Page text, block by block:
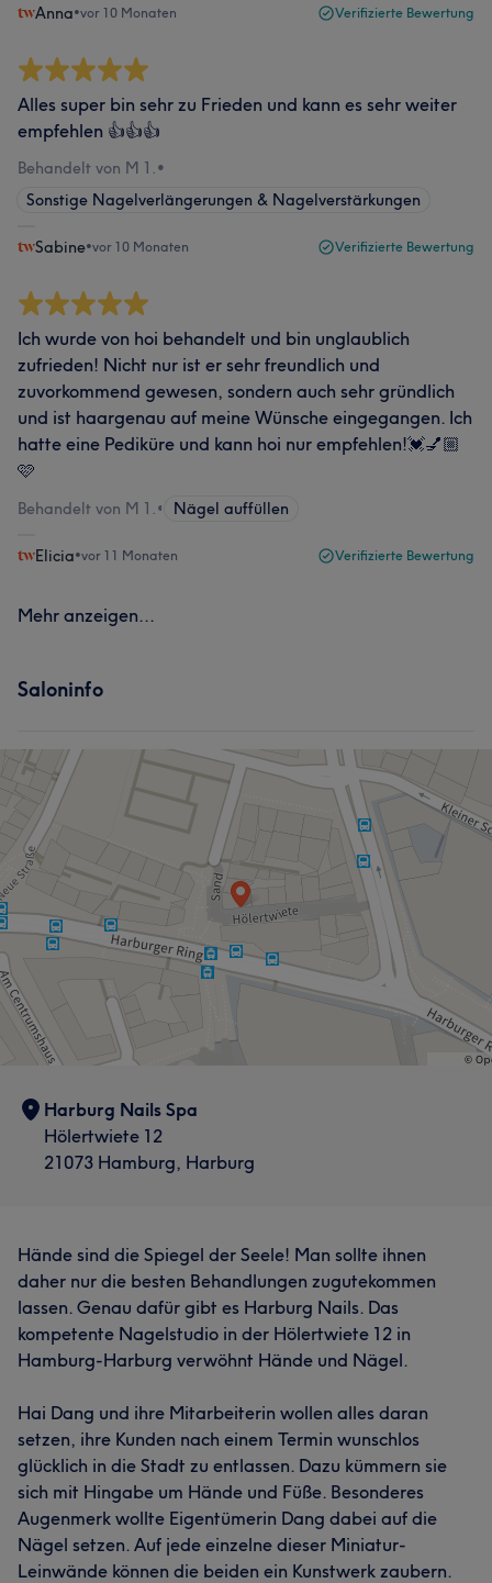
Anna•vor 10 Monaten Verifizierte Bewertung
Alles super bin sehr zu Frieden und kann es sehr weiter
empfehlen 👍👍👍
Behandelt von M 1.•
Sonstige Nagelverlängerungen & Nagelverstärkungen
Sabine•vor 10 Monaten Verifizierte Bewertung
Ich wurde von hoi behandelt und bin unglaublich
zufrieden! Nicht nur ist er sehr freundlich und
zuvorkommend gewesen, sondern auch sehr gründlich
und ist haargenau auf meine Wünsche eingegangen. Ich
hatte eine Pediküre und kann hoi nur empfehlen!💓💅🏼
🩷
Behandelt von M 1.• Nägel auffüllen
Elicia•vor 11 Monaten Verifizierte Bewertung
Mehr anzeigen...
Saloninfo
Harburg Nails Spa
Hölertwiete 12
21073 Hamburg, Harburg
Hände sind die Spiegel der Seele! Man sollte ihnen
daher nur die besten Behandlungen zugutekommen
lassen. Genau dafür gibt es Harburg Nails. Das
kompetente Nagelstudio in der Hölertwiete 12 in
Hamburg-Harburg verwöhnt Hände und Nägel.
Hai Dang und ihre Mitarbeiterin wollen alles daran
setzen, ihre Kunden nach einem Termin wunschlos
glücklich in die Stadt zu entlassen. Dazu kümmern sie
sich mit Hingabe um Hände und Füße. Besonderes
Augenmerk wollte Eigentümerin Dang dabei auf die
Nägel setzen. Auf jede einzelne dieser Miniatur-
Leinwände können die beiden ein Kunstwerk zaubern.